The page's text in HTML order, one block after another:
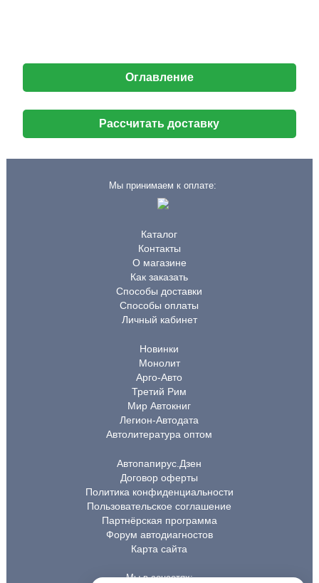
Оглавление
Рассчитать доставку
Мы принимаем к оплате:
Каталог
Контакты
О магазине
Как заказать
Способы доставки
Способы оплаты
Личный кабинет
Новинки
Монолит
Арго-Авто
Третий Рим
Мир Автокниг
Легион-Автодата
Автолитература оптом
Автопапирус.Дзен
Договор оферты
Политика конфиденциальности
Пользовательское соглашение
Партнёрская программа
Форум автодиагностов
Карта сайта
Мы в соцсетях: